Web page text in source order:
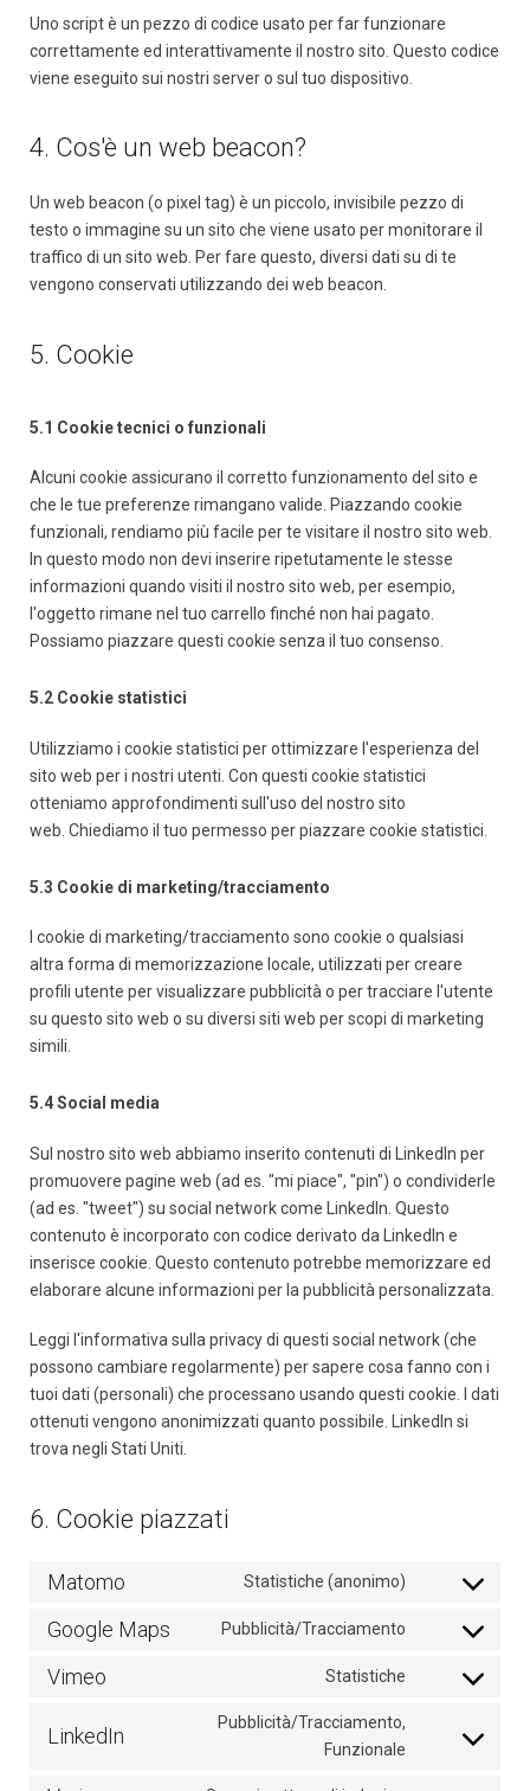
Uno script è un pezzo di codice usato per far funzionare
correttamente ed interattivamente il nostro sito. Questo codice
viene eseguito sui nostri server o sul tuo dispositivo.
4. Cos'è un web beacon?
Un web beacon (o pixel tag) è un piccolo, invisibile pezzo di
testo o immagine su un sito che viene usato per monitorare il
traffico di un sito web. Per fare questo, diversi dati su di te
vengono conservati utilizzando dei web beacon.
5. Cookie
5.1 Cookie tecnici o funzionali
Alcuni cookie assicurano il corretto funzionamento del sito e
che le tue preferenze rimangano valide. Piazzando cookie
funzionali, rendiamo più facile per te visitare il nostro sito web.
In questo modo non devi inserire ripetutamente le stesse
informazioni quando visiti il nostro sito web, per esempio,
l'oggetto rimane nel tuo carrello finché non hai pagato.
Possiamo piazzare questi cookie senza il tuo consenso.
5.2 Cookie statistici
Utilizziamo i cookie statistici per ottimizzare l'esperienza del
sito web per i nostri utenti. Con questi cookie statistici
otteniamo approfondimenti sull'uso del nostro sito
web. Chiediamo il tuo permesso per piazzare cookie statistici.
5.3 Cookie di marketing/tracciamento
I cookie di marketing/tracciamento sono cookie o qualsiasi
altra forma di memorizzazione locale, utilizzati per creare
profili utente per visualizzare pubblicità o per tracciare l'utente
su questo sito web o su diversi siti web per scopi di marketing
simili.
5.4 Social media
Sul nostro sito web abbiamo inserito contenuti di LinkedIn per
promuovere pagine web (ad es. "mi piace", "pin") o condividerle
(ad es. "tweet") su social network come LinkedIn. Questo
contenuto è incorporato con codice derivato da LinkedIn e
inserisce cookie. Questo contenuto potrebbe memorizzare ed
elaborare alcune informazioni per la pubblicità personalizzata.
Leggi l'informativa sulla privacy di questi social network (che
possono cambiare regolarmente) per sapere cosa fanno con i
tuoi dati (personali) che processano usando questi cookie. I dati
ottenuti vengono anonimizzati quanto possibile. LinkedIn si
trova negli Stati Uniti.
6. Cookie piazzati
Matomo Statistiche (anonimo)
Consent
matomo
Google Maps Pubblicità/Tracciamento
Consent
Vimeo Statistiche
Consent
service
LinkedIn
Pubblicità/Tracciamento,
Funzionale
Consent